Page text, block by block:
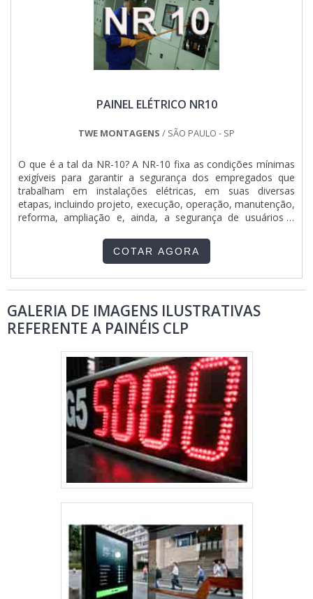
PAINEL ELÉTRICO NR10
TWE MONTAGENS / SÃO PAULO - SP
O que é a tal da NR-10? A NR-10 fixa as condições mínimas
exigíveis para garantir a segurança dos empregados que
trabalham em instalações elétricas, em suas diversas
etapas, incluindo projeto, execução, operação, manutenção,
reforma, ampliação e, ainda, a segurança de usuários e
possui o objetivo de garantir total segurança e o que há de
melhor em montagem e instalação de painel elétrico n....
COTAR AGORA
GALERIA DE IMAGENS ILUSTRATIVAS
REFERENTE A PAINÉIS CLP